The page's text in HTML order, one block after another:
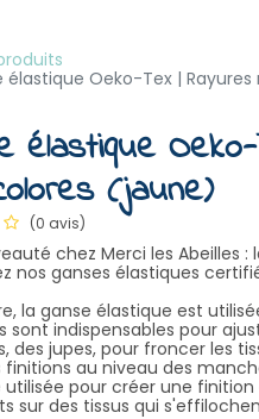
élastique Oeko-Tex |
élastique
(jaune)
(0 avis)
chez Merci les Abeilles
nos ganses élastiques
la ganse élastique est
sont indispensables pour
des jupes, pour froncer les
finitions au niveau des
pour créer une
sur des tissus qui